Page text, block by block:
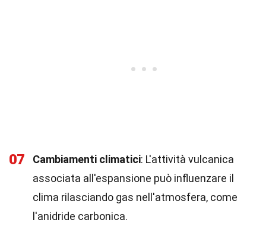
07 Cambiamenti climatici: L'attività vulcanica
associata all'espansione può influenzare il
clima rilasciando gas nell'atmosfera, come
l'anidride carbonica.